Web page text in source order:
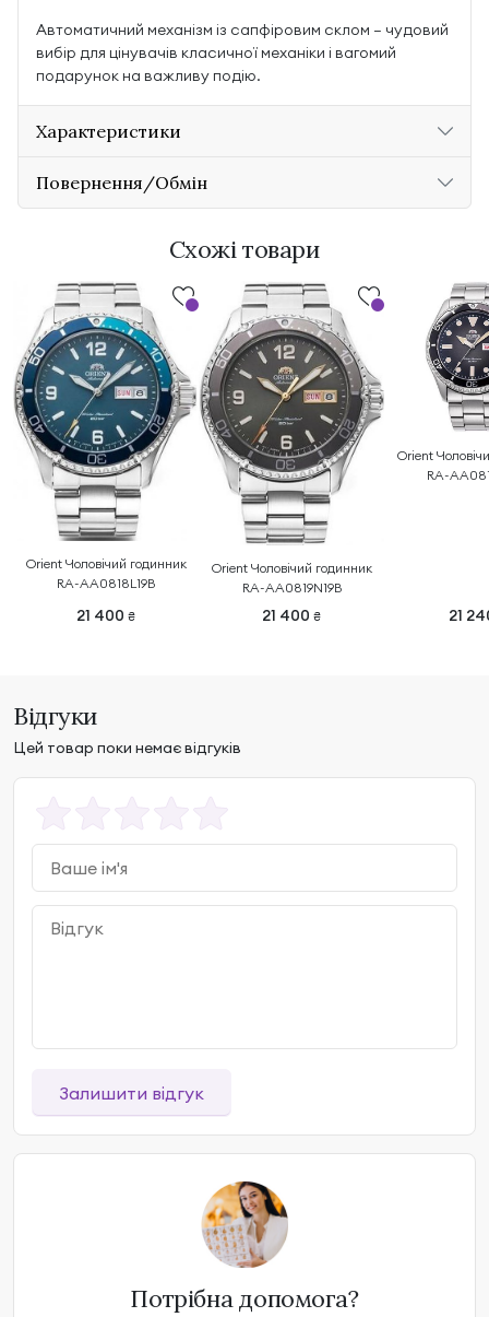
Автоматичний механізм із сапфіровим склом — чудовий
вибір для цінувачів класичної механіки і вагомий
подарунок на важливу подію.
Характеристики
Повернення/Обмін
Схожі товари
Orient Чоловічий годинник
RA-AA0818L19B
21 400 ₴
Orient Чоловічий годинник
RA-AA0819N19B
21 400 ₴
Orient
RA-
21
Відгуки
Цей товар поки немає відгуків
Залишити відгук
Потрібна допомога?